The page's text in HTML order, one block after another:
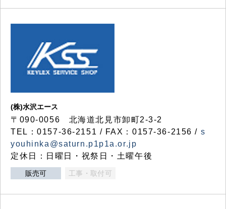
(株)水沢エース
〒090-0056 北海道北見市卸町2-3-2
TEL：0157-36-2151 / FAX：0157-36-2156 / s
youhinka@saturn.p1p1a.or.jp
定休日：日曜日・祝祭日・土曜午後
販売可 工事・取付可